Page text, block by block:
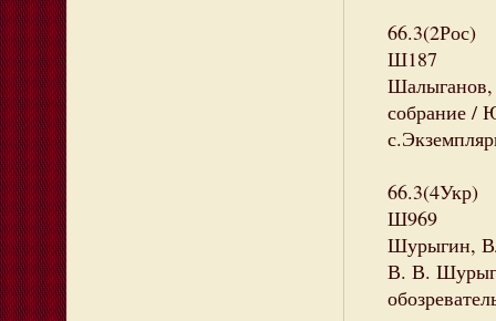
66.3(2Рос)
Ш187
собрание
66.3(4Укр)
Ш969
Шурыгин,
В. В.